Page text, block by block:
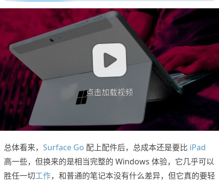
点击加载视频
总体看来， Surface Go 配上配件后，总成本还是要比 iPad
高一些，但换来的是相当完整的 Windows 体验，它几乎可以
胜任一切工作，和普通的笔记本没有什么差异，但它真的要轻